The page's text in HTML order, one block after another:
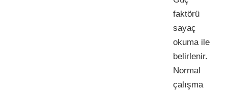
faktörü
sayaç
okuma ile
belirlenir.
Normal
çalışma